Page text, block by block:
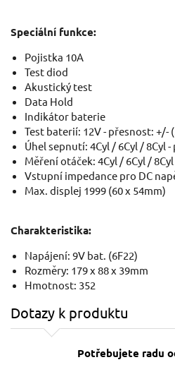
55,10 EUR / Ks
44.8 EUR bez DPH
na centrále
Speciální funkce:
Pojistka 10A
Test diod
Akustický test
Data Hold
Indikátor baterie
Test baterií: 12V - přesnost: +/-
Úhel sepnutí: 4Cyl / 6Cyl / 8Cyl
Měření otáček: 4Cyl / 6Cyl /
Vstupní impedance pro DC
Max. displej 1999 (60 x 54mm)
Charakteristika:
Napájení: 9V bat. (6F22)
Rozměry: 179 x 88 x 39mm
Hmotnost: 352
Dotazy k produktu
Potřebujete radu